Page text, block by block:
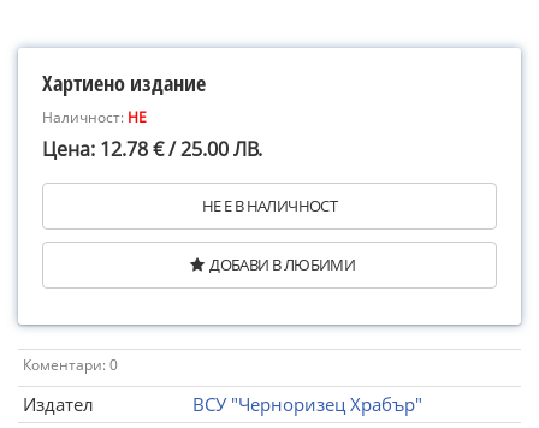
Хартиено издание
Наличност: НЕ
Цена: 12.78 € / 25.00 ЛВ.
НЕ Е В НАЛИЧНОСТ
ДОБАВИ В ЛЮБИМИ
Коментари: 0
Издател
ВСУ "Черноризец Храбър"